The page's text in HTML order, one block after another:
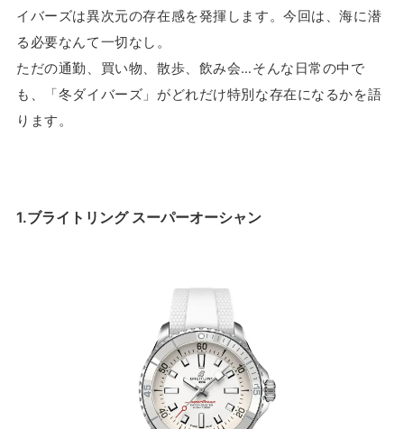
イバーズは異次元の存在感を発揮します。今回は、海に潜
る必要なんて一切なし。
ただの通勤、買い物、散歩、飲み会…そんな日常の中で
も、「冬ダイバーズ」がどれだけ特別な存在になるかを語
ります。
1.ブライトリング スーパーオーシャン